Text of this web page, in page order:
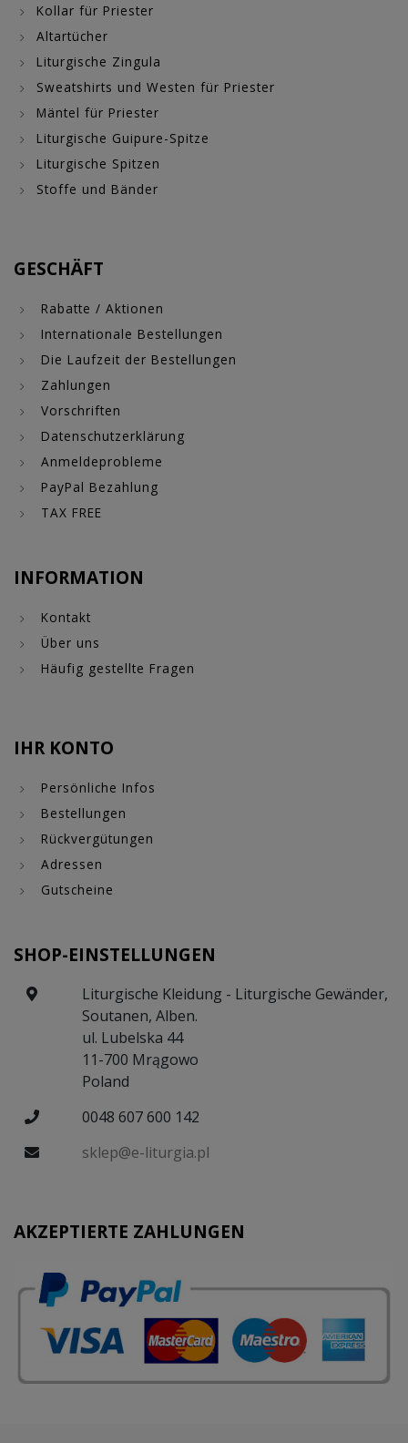
Kollar für Priester
Altartücher
Liturgische Zingula
Sweatshirts und Westen für Priester
Mäntel für Priester
Liturgische Guipure-Spitze
Liturgische Spitzen
Stoffe und Bänder
GESCHÄFT
Rabatte / Aktionen
Internationale Bestellungen
Die Laufzeit der Bestellungen
Zahlungen
Vorschriften
Datenschutzerklärung
Anmeldeprobleme
PayPal Bezahlung
TAX FREE
INFORMATION
Kontakt
Über uns
Häufig gestellte Fragen
IHR KONTO
Persönliche Infos
Bestellungen
Rückvergütungen
Adressen
Gutscheine
SHOP-EINSTELLUNGEN
Liturgische Kleidung - Liturgische Gewänder,
Soutanen, Alben.
ul. Lubelska 44
11-700 Mrągowo
Poland
0048 607 600 142
sklep@e-liturgia.pl
AKZEPTIERTE ZAHLUNGEN